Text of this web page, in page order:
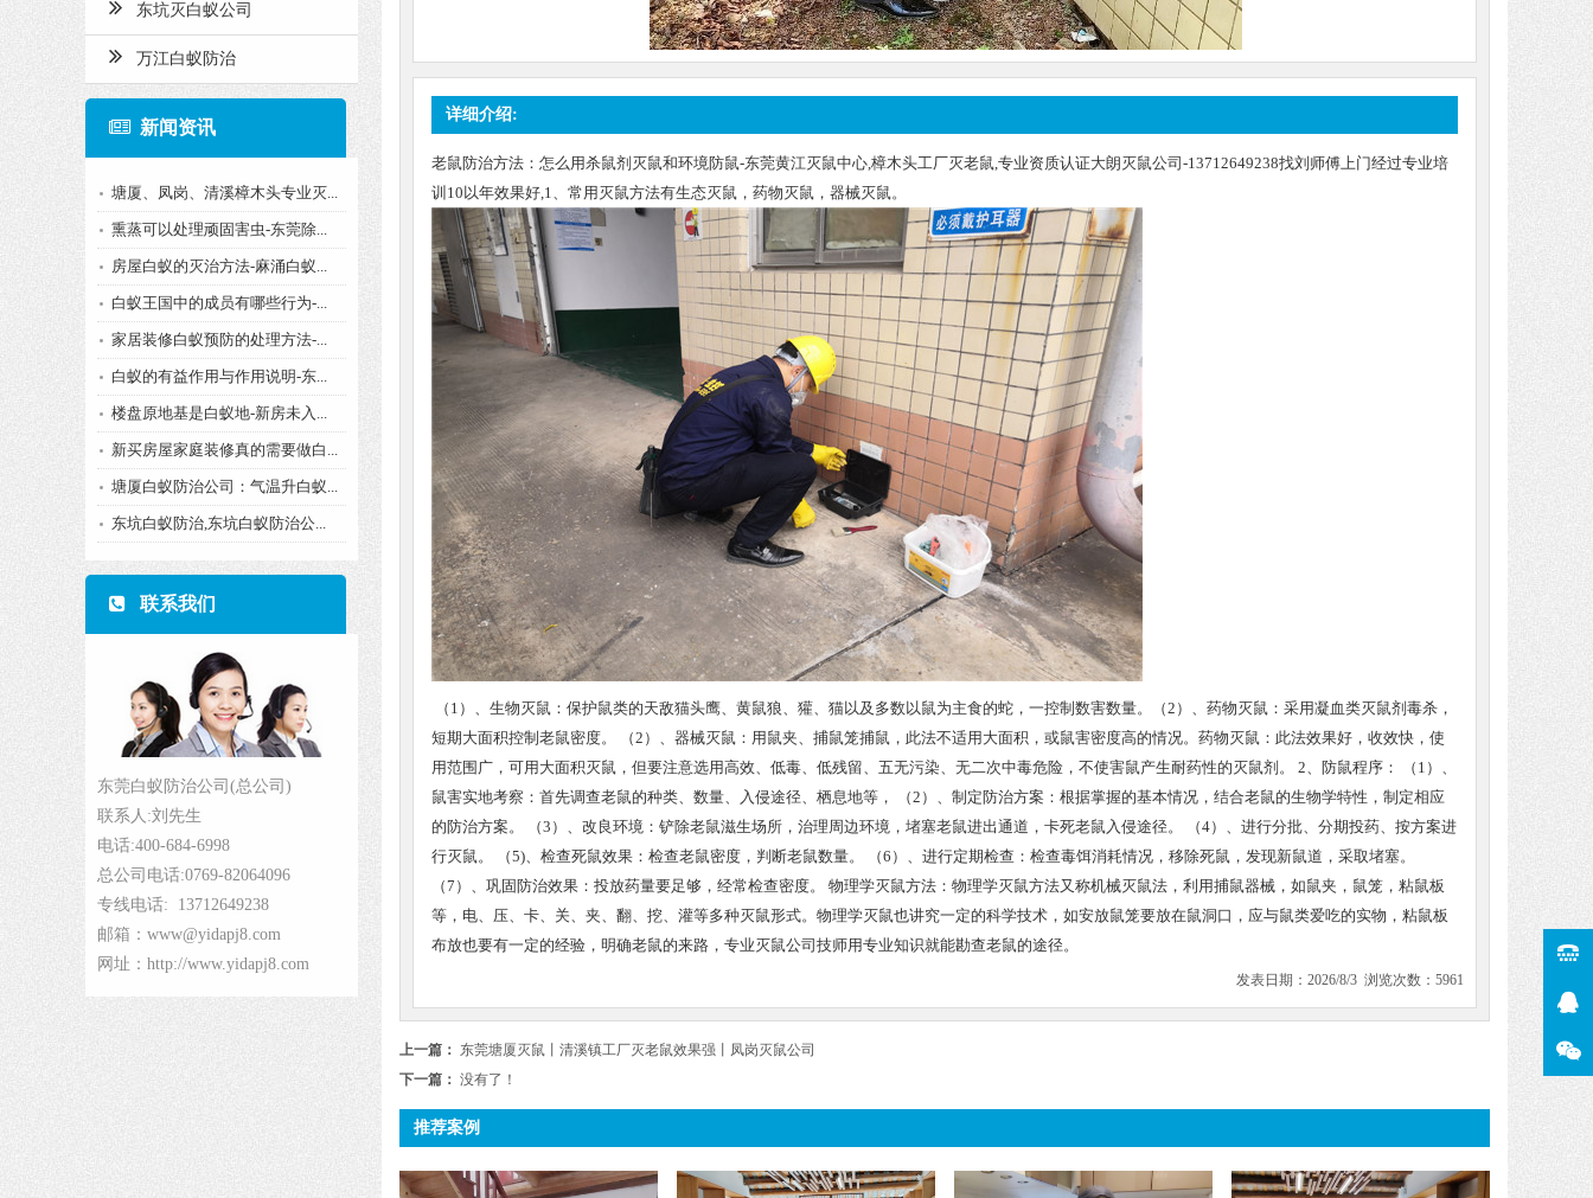
东坑灭白蚁公司
万江白蚁防治
新闻资讯
塘厦、凤岗、清溪樟木头专业灭...
熏蒸可以处理顽固害虫-东莞除...
房屋白蚁的灭治方法-麻涌白蚁...
白蚁王国中的成员有哪些行为-...
家居装修白蚁预防的处理方法-...
白蚁的有益作用与作用说明-东...
楼盘原地基是白蚁地-新房未入...
新买房屋家庭装修真的需要做白...
塘厦白蚁防治公司：气温升白蚁...
东坑白蚁防治,东坑白蚁防治公...
联系我们
东莞白蚁防治公司(总公司)
联系人:刘先生
电话:400-684-6998
总公司电话:0769-82064096
专线电话: 13712649238
邮箱：www@yidapj8.com
网址：http://www.yidapj8.com
详细介绍:
老鼠防治方法：怎么用杀鼠剂灭鼠和环境防鼠-东莞黄江灭鼠中心,樟木头工厂灭老鼠,专业资质认证大朗灭鼠公司-13712649238找刘师傅上门经过专业培
训10以年效果好,1、常用灭鼠方法有生态灭鼠，药物灭鼠，器械灭鼠。
（1）、生物灭鼠：保护鼠类的天敌猫头鹰、黄鼠狼、獾、猫以及多数以鼠为主食的蛇，一控制数害数量。（2）、药物灭鼠：采用凝血类灭鼠剂毒杀，
短期大面积控制老鼠密度。 （2）、器械灭鼠：用鼠夹、捕鼠笼捕鼠，此法不适用大面积，或鼠害密度高的情况。药物灭鼠：此法效果好，收效快，使
用范围广，可用大面积灭鼠，但要注意选用高效、低毒、低残留、五无污染、无二次中毒危险，不使害鼠产生耐药性的灭鼠剂。 2、防鼠程序： （1）、
鼠害实地考察：首先调查老鼠的种类、数量、入侵途径、栖息地等， （2）、制定防治方案：根据掌握的基本情况，结合老鼠的生物学特性，制定相应
的防治方案。 （3）、改良环境：铲除老鼠滋生场所，治理周边环境，堵塞老鼠进出通道，卡死老鼠入侵途径。 （4）、进行分批、分期投药、按方案进
行灭鼠。 （5)、检查死鼠效果：检查老鼠密度，判断老鼠数量。 （6）、进行定期检查：检查毒饵消耗情况，移除死鼠，发现新鼠道，采取堵塞。
（7）、巩固防治效果：投放药量要足够，经常检查密度。 物理学灭鼠方法：物理学灭鼠方法又称机械灭鼠法，利用捕鼠器械，如鼠夹，鼠笼，粘鼠板
等，电、压、卡、关、夹、翻、挖、灌等多种灭鼠形式。物理学灭鼠也讲究一定的科学技术，如安放鼠笼要放在鼠洞口，应与鼠类爱吃的实物，粘鼠板
布放也要有一定的经验，明确老鼠的来路，专业灭鼠公司技师用专业知识就能勘查老鼠的途径。
发表日期：2026/8/3 浏览次数：5961
上一篇： 东莞塘厦灭鼠丨清溪镇工厂灭老鼠效果强丨凤岗灭鼠公司
下一篇： 没有了！
推荐案例